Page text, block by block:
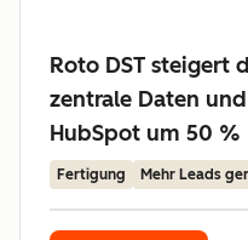
Roto DST steigert
zentrale Daten
HubSpot um 50 %
Fertigung Mehr Leads